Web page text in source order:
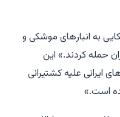
به انبارهای موشکی و
حمله کردند.» این
ایرانی علیه کشتیرانی
است.»